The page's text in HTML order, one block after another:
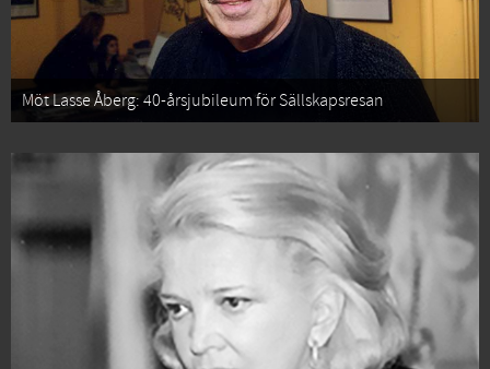
Möt Lasse Åberg: 40-årsjubileum för Sällskapsresan